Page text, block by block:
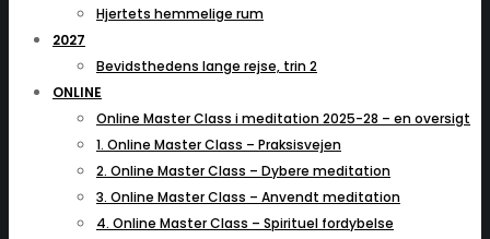
Hjertets hemmelige rum
2027
Bevidsthedens lange rejse, trin 2
ONLINE
Online Master Class i meditation 2025-28 – en oversigt
1. Online Master Class – Praksisvejen
2. Online Master Class – Dybere meditation
3. Online Master Class – Anvendt meditation
4. Online Master Class – Spirituel fordybelse